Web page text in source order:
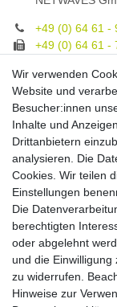
+49 (0) 64 61 -
+49 (0) 64 61 -
Unsere
Montag -
Versandkosten
Versandarten
Insellieferung
Wir verwenden
Website und
Besucher:innen
Inhalte und
Drittanbietern
analysieren. Die
Cookies. Wir teilen
Einstellungen
Die
berechtigten
oder abgelehnt
und die
zu widerrufen.
Hinweise zur